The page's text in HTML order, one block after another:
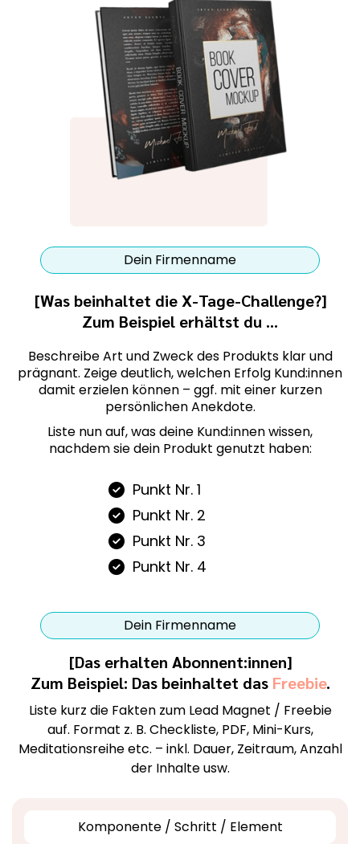
Dein Firmenname
[Was beinhaltet die X-Tage-Challenge?]
Zum Beispiel erhältst du …
Beschreibe Art und Zweck des Produkts klar und
prägnant. Zeige deutlich, welchen Erfolg Kund:innen
damit erzielen können – ggf. mit einer kurzen
persönlichen Anekdote.
Liste nun auf, was deine Kund:innen wissen,
nachdem sie dein Produkt genutzt haben:
Punkt Nr. 1
Punkt Nr. 2
Punkt Nr. 3
Punkt Nr. 4
Dein Firmenname
[Das erhalten Abonnent:innen]
Zum Beispiel: Das beinhaltet das Freebie.
Liste kurz die Fakten zum Lead Magnet / Freebie
auf. Format z. B. Checkliste, PDF, Mini-Kurs,
Meditationsreihe etc. – inkl. Dauer, Zeitraum, Anzahl
der Inhalte usw.
Komponente / Schritt / Element